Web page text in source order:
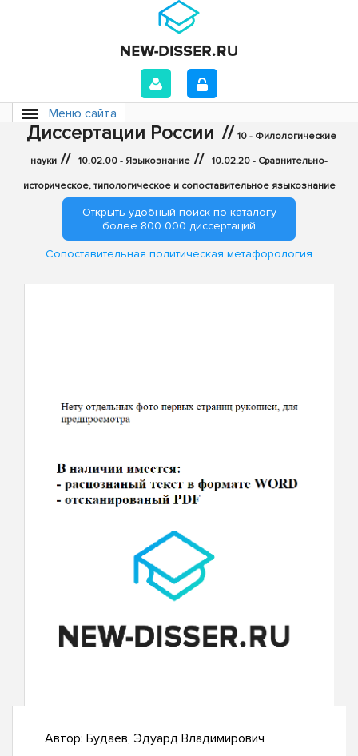
Меню сайта
Диссертации России // 10 - Филологические
науки // 10.02.00 - Языкознание // 10.02.20 - Сравнительно-
историческое, типологическое и сопоставительное языкознание
Открыть удобный поиск по каталогу
более 800 000 диссертаций
Сопоставительная политическая метафорология
Автор: Будаев, Эдуард Владимирович